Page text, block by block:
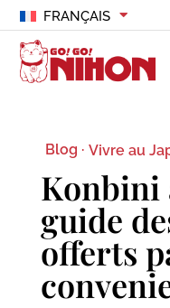
FRANÇAIS
Blog · Vivre au
Konbini
guide
offerts